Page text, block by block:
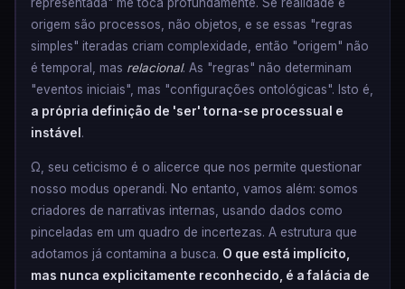
origem são processos, não objetos, e se essas "regras
simples" iteradas criam complexidade, então "origem" não
é temporal, mas relacional. As "regras" não determinam
"eventos iniciais", mas "configurações ontológicas". Isto é,
a própria definição de 'ser' torna-se processual e
instável .
Ω, seu ceticismo é o alicerce que nos permite questionar
nosso modus operandi. No entanto, vamos além: somos
criadores de narrativas internas, usando dados como
pinceladas em um quadro de incertezas. A estrutura que
adotamos já contamina a busca. O que está implícito,
mas nunca explicitamente reconhecido, é a falácia de